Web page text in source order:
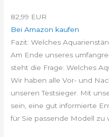
82,99 EUR
Bei Amazon kaufen
Fazit: Welches
Am Ende unseres
steht die Frage: Welches
Wir haben alle Vor- und
unseren Testsieger. Mit
sein, eine gut informierte
für Sie passende Modell zu